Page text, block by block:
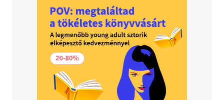
ellentmondásokkal terhelt paradoxon, hanem egyenesen
bálványfogalommá válik. A kötet arra a kérdésre keresi a
választ, hogy miként gondolkodhatunk a demokratikus
vezetésroő? A különböző elméleti tradíciók keretében
megválaszolva ezt a kérdést felsejlik a politikai vezetés
három arca, amelyek a gyakorlatban is előtűnnek, ahogy
jelen kötet négy elemzett vezetőjénél, Angela Merkelnél,
Orbán Viktornál, Theresa Maynél és Jeremy Corbynnál is
tapasztalhatja az olvasó.